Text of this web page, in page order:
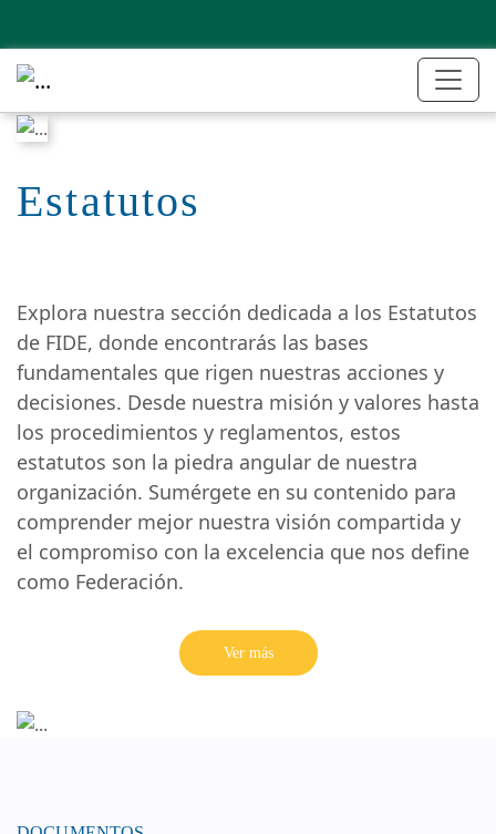
Estatutos
Explora nuestra sección dedicada a los Estatutos
de FIDE, donde encontrarás las bases
fundamentales que rigen nuestras acciones y
decisiones. Desde nuestra misión y valores hasta
los procedimientos y reglamentos, estos
estatutos son la piedra angular de nuestra
organización. Sumérgete en su contenido para
comprender mejor nuestra visión compartida y
el compromiso con la excelencia que nos define
como Federación.
Ver más